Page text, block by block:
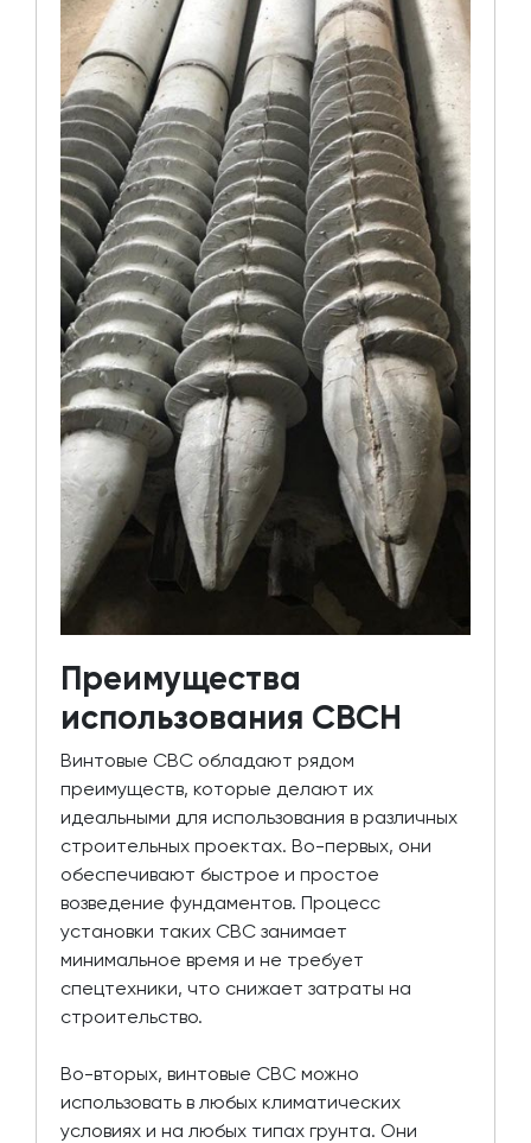
Преимущества
использования СВСН
Винтовые СВС обладают рядом
преимуществ, которые делают их
идеальными для использования в различных
строительных проектах. Во-первых, они
обеспечивают быстрое и простое
возведение фундаментов. Процесс
установки таких СВС занимает
минимальное время и не требует
спецтехники, что снижает затраты на
строительство.
Во-вторых, винтовые СВС можно
использовать в любых климатических
условиях и на любых типах грунта. Они